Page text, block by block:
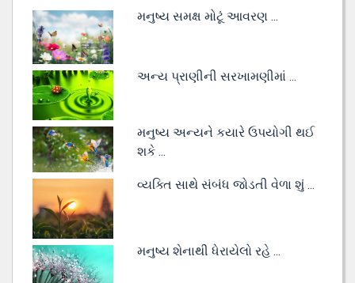
મનુષ્ય સમક્ષ મોટૂં આવરણ ...
અન્ય પ્રાણીની સરખામણીમાં ...
મનુષ્ય અન્યને કયારે ઉપયોગી થઈ
શકે ...
વ્યક્તિ સાથે સંબંધ જોડતી વેળા શું ...
મનુષ્ય શેનાથી ધેરાયેલો રહે ...